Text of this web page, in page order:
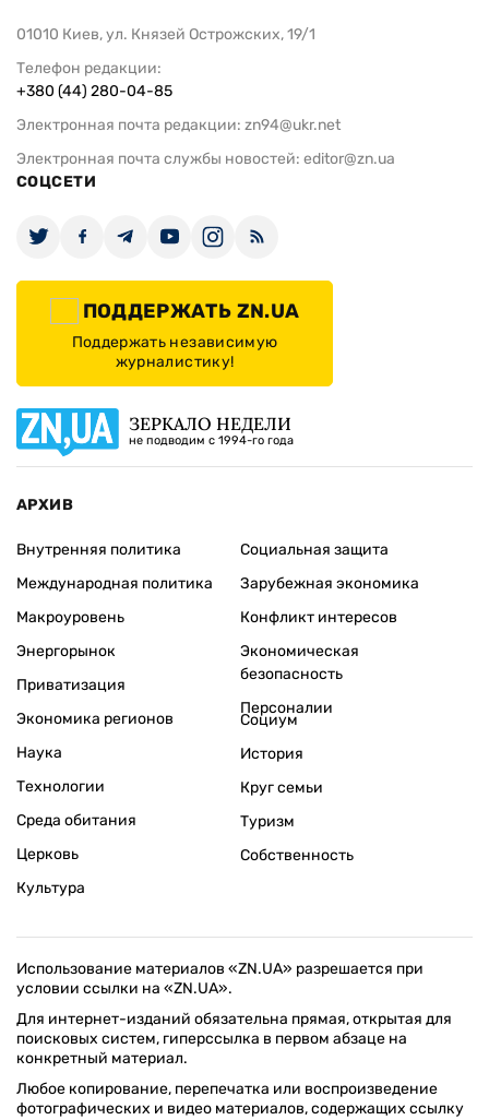
01010 Киев, ул. Князей Острожских, 19/1
Телефон редакции:
+380 (44) 280-04-85
Электронная почта редакции: zn94@ukr.net
Электронная почта службы новостей: editor@zn.ua
СОЦСЕТИ
ПОДДЕРЖАТЬ ZN.UA
Поддержать независимую
журналистику!
ЗЕРКАЛО НЕДЕЛИ
не подводим с 1994-го года
АРХИВ
Внутренняя политика
Международная политика
Макроуровень
Энергорынок
Приватизация
Экономика регионов
Социальная защита
Зарубежная экономика
Конфликт интересов
Экономическая
безопасность
Персоналии
Наука
Технологии
Среда обитания
Церковь
Культура
Социум
История
Круг семьи
Туризм
Собственность
Использование материалов «ZN.UA» разрешается при
условии ссылки на «ZN.UA».
Для интернет-изданий обязательна прямая, открытая для
поисковых систем, гиперссылка в первом абзаце на
конкретный материал.
Любое копирование, перепечатка или воспроизведение
фотографических и видео материалов, содержащих ссылку